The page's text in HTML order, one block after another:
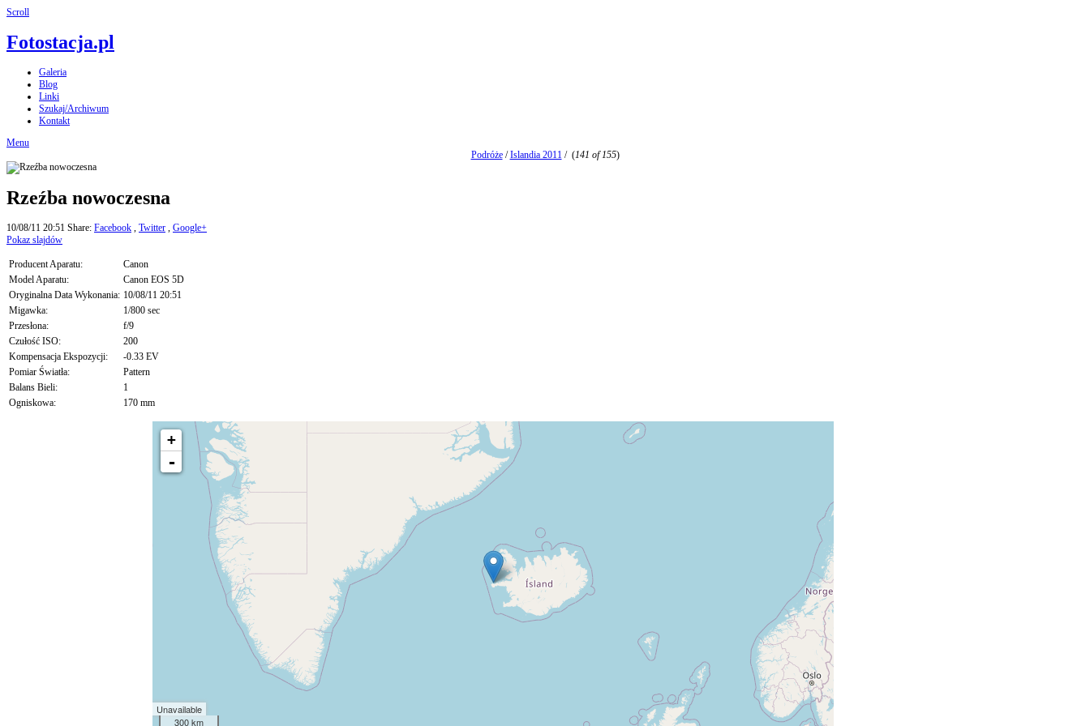
Scroll
Fotostacja.pl
Galeria
Blog
Linki
Szukaj/Archiwum
Kontakt
Menu
Podróże/Islandia 2011/ (141 of 155)
Rzeźba nowoczesna
10/08/11 20:51 Share: Facebook , Twitter , Google+
Pokaz slajdów
Producent Aparatu:
Canon
Model Aparatu:
Canon EOS 5D
Oryginalna Data Wykonania: 10/08/11 20:51
Migawka:
1/800 sec
Przesłona:
f/9
Czułość ISO:
200
Kompensacja Ekspozycji:
-0.33 EV
Pomiar Światła:
Pattern
Balans Bieli:
1
Ogniskowa:
170 mm
+
-
Unavailable
300 km